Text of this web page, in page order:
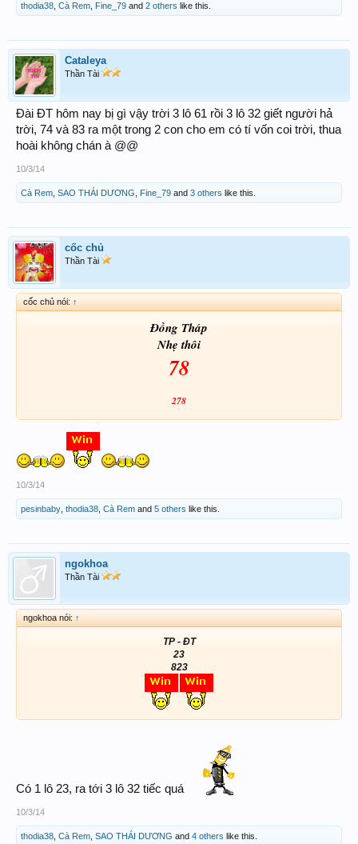
thodia38 Cà Rem Fine_79 and 2 others like this.
Cataleya
Thần Tài
Đài ĐT hôm nay bị gì vậy trời 3 lô 61 rồi 3 lô 32 giết người hả
trời, 74 và 83 ra một trong 2 con cho em có tí vốn coi trời, thua
hoài không chán à @@
10/3/14
Cà Rem SAO THÁI DƯƠNG Fine_79 and 3 others like this.
cốc chủ
Thần Tài
cốc chủ nói: ↑
Đồng Tháp
Nhẹ thôi
78
278
10/3/14
pesinbaby thodia38 Cà Rem and 5 others like this.
ngokhoa
Thần Tài
ngokhoa nói: ↑
TP - ĐT
23
823
Có 1 lô 23, ra tới 3 lô 32 tiếc quá
10/3/14
thodia38 Cà Rem SAO THÁI DƯƠNG and 4 others like this.